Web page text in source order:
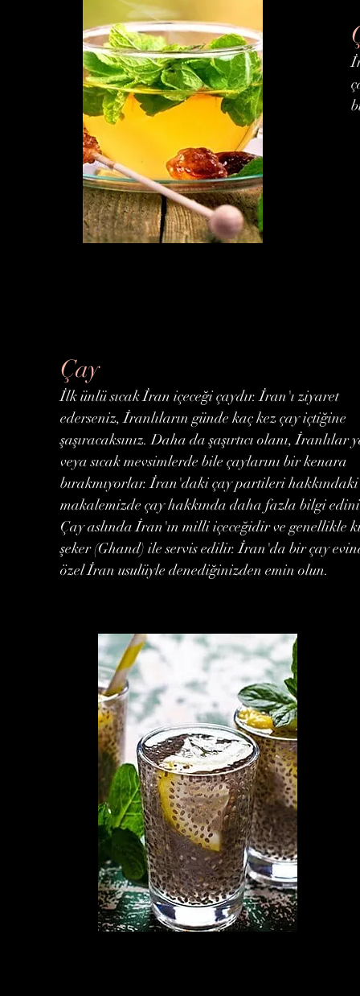
Çay
İlk ünlü sıcak İran içeceği çaydır. İran'ı ziyaret
ederseniz, İranlıların günde kaç kez çay içtiğine
şaşıracaksınız. Daha da şaşırtıcı olanı, İranlılar
veya sıcak mevsimlerde bile çaylarını bir kenara
bırakmıyorlar. İran'daki çay partileri hakkındaki
makalemizde çay hakkında daha fazla bilgi
Çay aslında İran'ın milli içeceğidir ve genellikle
şeker (Ghand) ile servis edilir. İran'da bir çay
özel İran usulüyle denediğinizden emin olun.